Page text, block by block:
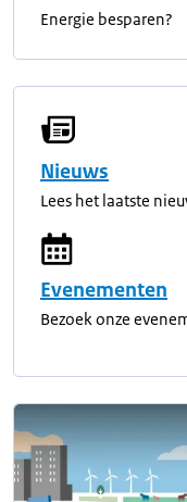
Energie besparen?
Nieuws
Lees het laatste
Evenementen
Bezoek onze